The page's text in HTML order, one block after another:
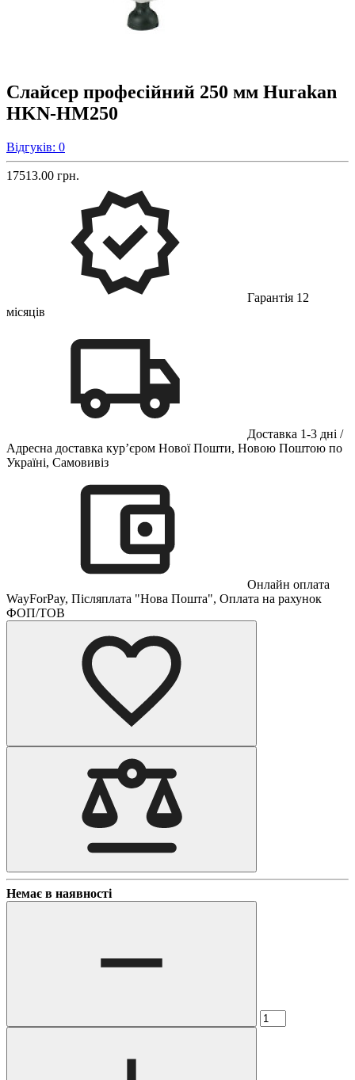
Слайсер професійний 250 мм Hurakan
HKN-HM250
Відгуків: 0
17513.00 грн.
Гарантія 12
місяців
Доставка 1-3 дні /
Адресна доставка кур’єром Нової Пошти, Новою Поштою по
Україні, Самовивіз
Онлайн оплата
WayForPay, Післяплата "Нова Пошта", Оплата на рахунок
ФОП/ТОВ
Немає в наявності